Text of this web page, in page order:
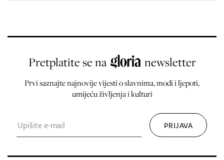
Pretplatite se na newsletter
Prvi saznajte najnovije vijesti o slavnima, modi i ljepoti,
umijeću življenja i kulturi